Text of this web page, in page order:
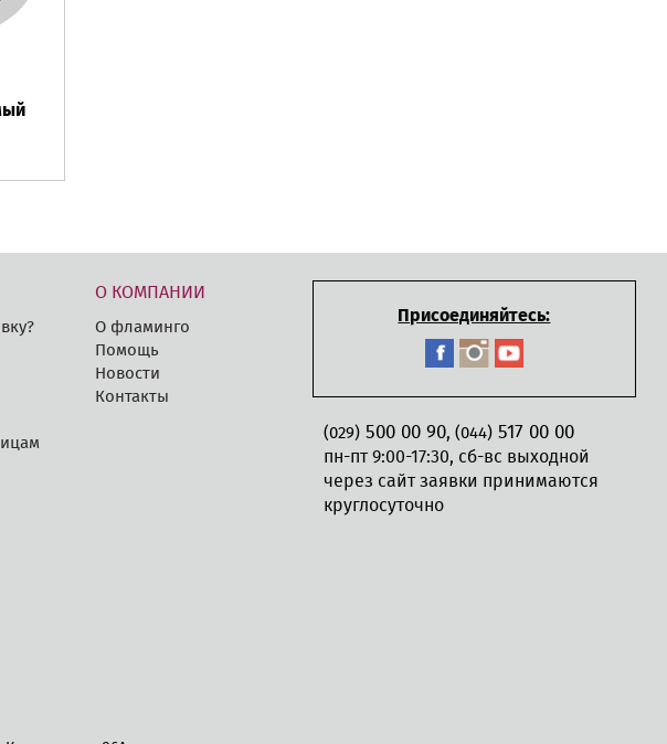
О КОМПАНИИ
О фламинго
Помощь
Новости
Контакты
Присоединяйтесь:
(029)500 00 90, (044)517 00 00
пн-пт 9:00-17:30, сб-вс выходной
через сайт заявки принимаются
круглосуточно